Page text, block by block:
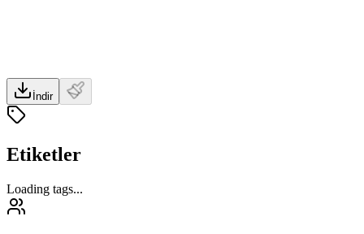
İndir
Etiketler
Loading tags...